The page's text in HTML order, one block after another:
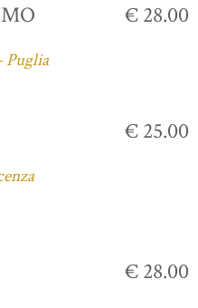
Puglia
€ 28.00
€ 25.00
€ 28.00